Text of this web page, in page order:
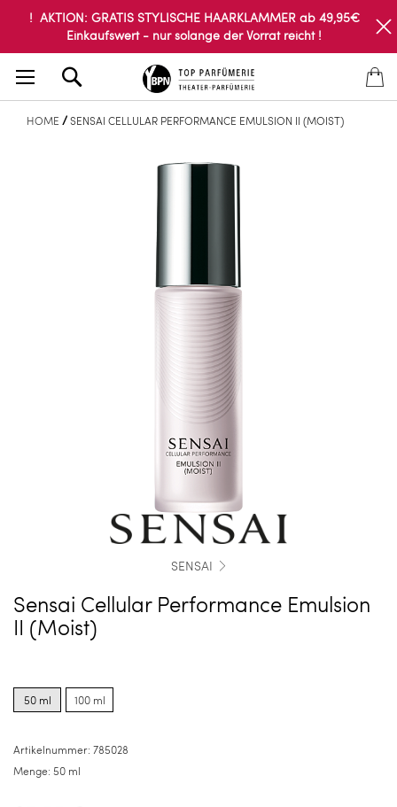
! AKTION: GRATIS STYLISCHE HAARKLAMMER ab 49,95€
Einkaufswert - nur solange der Vorrat reicht !
HOME SENSAI CELLULAR PERFORMANCE EMULSION II (MOIST)
SENSAI
Sensai Cellular Performance Emulsion
II (Moist)
options
for50 ml
options
for
100 ml
Artikelnummer: 785028
Menge: 50 ml